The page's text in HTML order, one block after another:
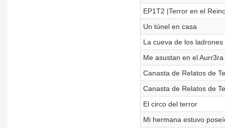
EP1T2 |Terror en el
Un túnel en casa
La cueva de los ladrones
Me asustan en el Aurr3ra
Canasta de Relatos de
Canasta de Relatos de
El circo del terror
Mi hermana estuvo